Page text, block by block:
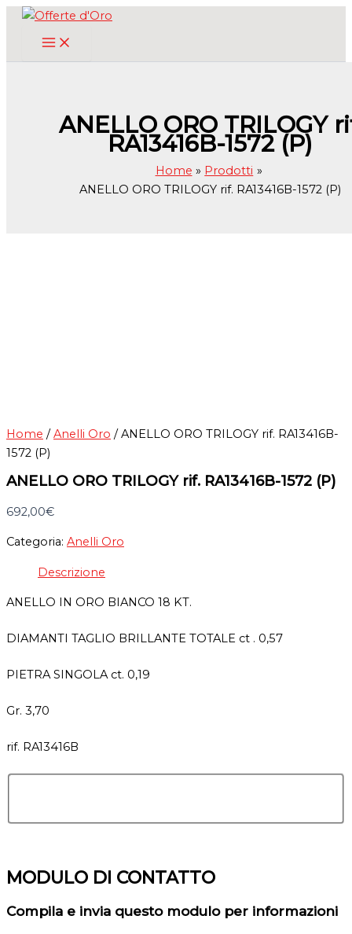
ANELLO ORO TRILOGY
RA13416B-1572 (P)
Home
Prodotti
ANELLO ORO TRILOGY rif. RA13416B-1572 (P)
Home /Anelli Oro / ANELLO ORO TRILOGY rif. RA13416B-
1572 (P)
ANELLO ORO TRILOGY rif. RA13416B-1572 (P)
692,00€
Categoria: Anelli Oro
Descrizione
ANELLO IN ORO BIANCO 18 KT.
DIAMANTI TAGLIO BRILLANTE TOTALE ct . 0,57
PIETRA SINGOLA ct. 0,19
Gr. 3,70
rif. RA13416B
MODULO DI CONTATTO
Compila e invia questo modulo per informazioni